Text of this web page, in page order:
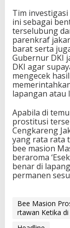
Tim
ini sebagai
terselubung
parenkraf
barat serta
Gubernur DKI
DKI agar
mengecek
lapangan atau
Apabila di
prostitusi
Cengkareng
yang rata rata
bee masion
beraroma
benar di
permanen
Bee Masion
rtawan Ketika